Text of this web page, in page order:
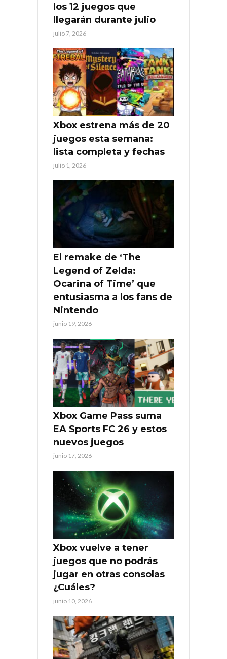
los 12 juegos que
llegarán durante julio
julio 7, 2026
Xbox estrena más de 20
juegos esta semana:
lista completa y fechas
julio 1, 2026
El remake de ‘The
Legend of Zelda:
Ocarina of Time’ que
entusiasma a los fans de
Nintendo
junio 19, 2026
Xbox Game Pass suma
EA Sports FC 26 y estos
nuevos juegos
junio 17, 2026
Xbox vuelve a tener
juegos que no podrás
jugar en otras consolas
¿Cuáles?
junio 10, 2026